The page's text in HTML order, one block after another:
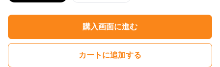
購入画面に進む
カートに追加する